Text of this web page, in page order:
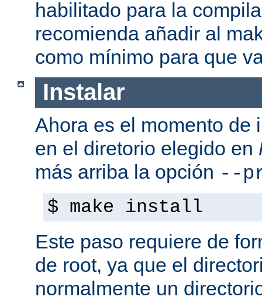
habilitado para la
recomienda añadir al
como mínimo para que
Instalar
Ahora es el momento de
en el diretorio elegido en
más arriba la opción --
$ make install
Este paso requiere de
de root, ya que el
normalmente un